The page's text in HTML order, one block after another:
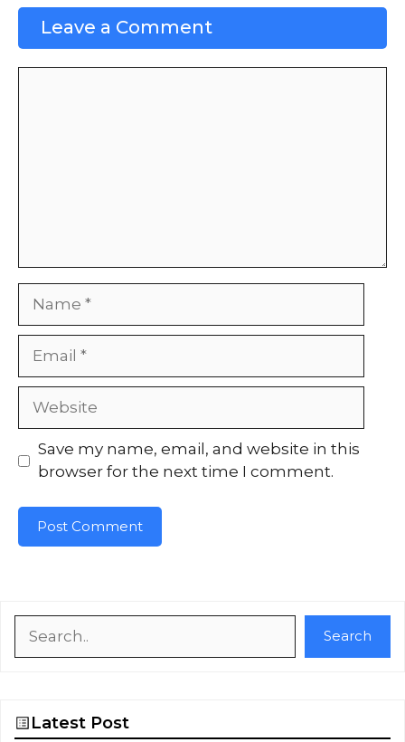
Leave a Comment
Website
Save my name, email, and website in this
browser for the next time I comment.
Search
Latest Post